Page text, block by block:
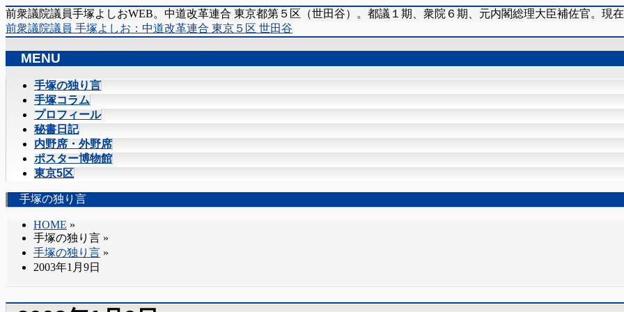
前衆議院議員手塚よしおWEB。中道改革連合 東京都第５区（世田谷）。都議１期、衆院６期、元内閣総理大臣補佐官。現
前衆議院議員 手塚よしお：中道改革連合 東京５区 世田谷
MENU
手塚の独り言
手塚コラム
プロフィール
秘書日記
内野席・外野席
ポスター博物館
東京5区
手塚の独り言
HOME »
手塚の独り言 »
手塚の独り言 »
2003年1月9日